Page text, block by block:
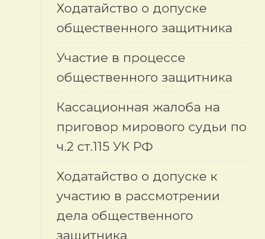
Ходатайство о допуске
общественного защитника
Участие в процессе
общественного защитника
Кассационная жалоба на
приговор мирового судьи по
ч.2 ст.115 УК РФ
Ходатайство о допуске к
участию в рассмотрении
дела общественного
защитника